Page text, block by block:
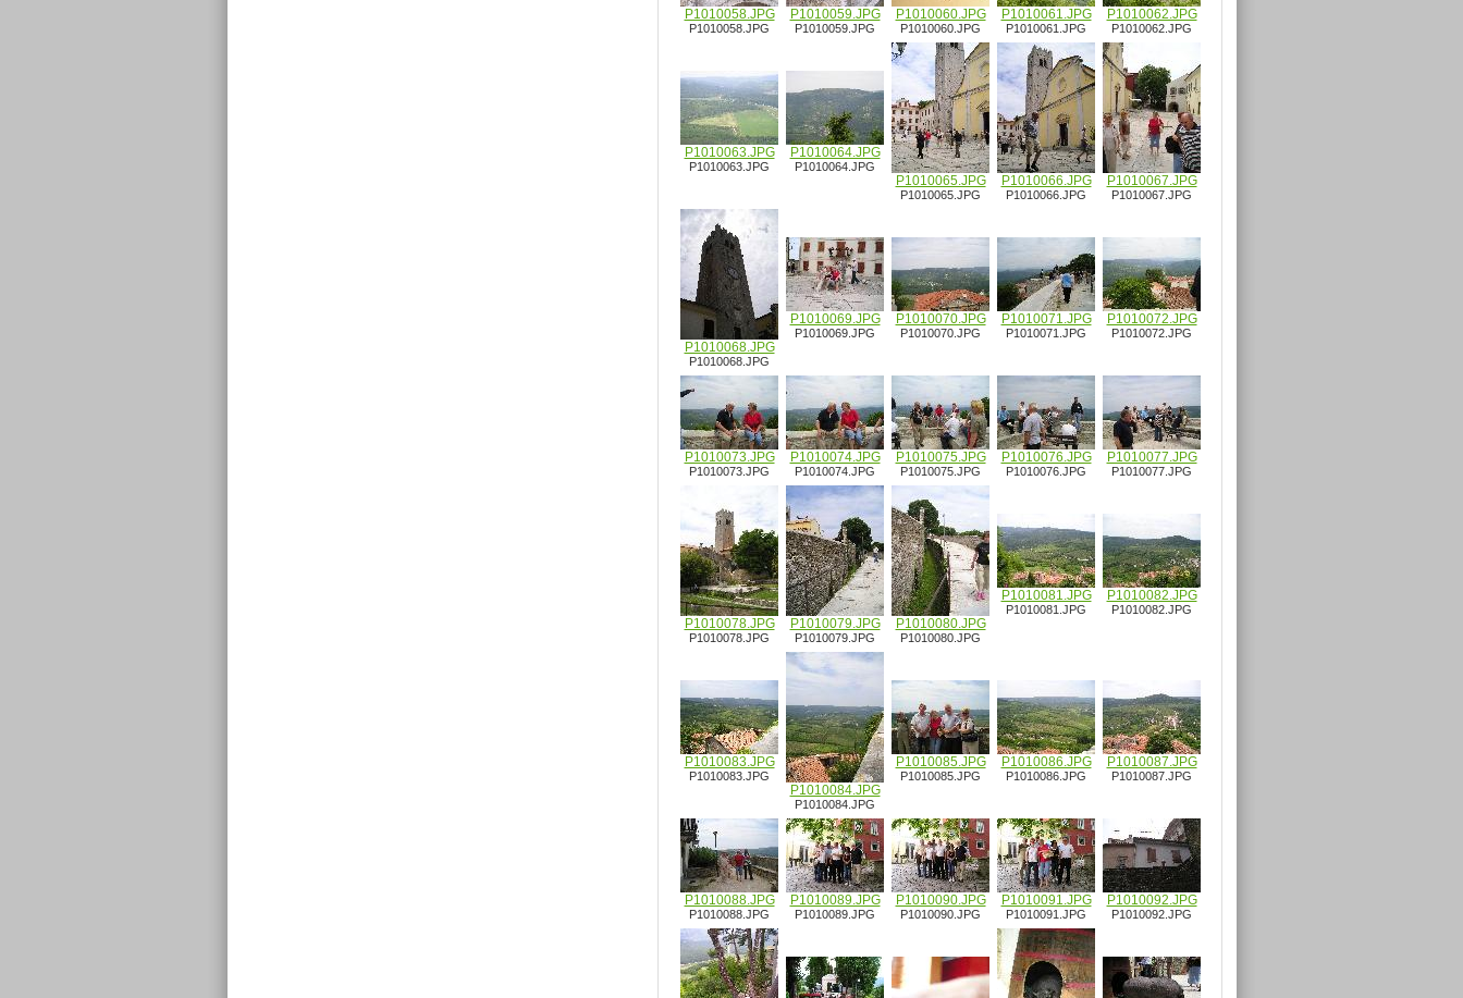
P1010058.JPG
P1010058.JPG
P1010059.JPG
P1010059.JPG
P1010060.JPG
P1010060.JPG
P1010061.JPG
P1010061.JPG
P1010062.JPG
P1010062.JPG
P1010063.JPG
P1010063.JPG
P1010064.JPG
P1010064.JPG
P1010065.JPG
P1010065.JPG
P1010066.JPG
P1010066.JPG
P1010067.JPG
P1010067.JPG
P1010068.JPG
P1010068.JPG
P1010069.JPG
P1010069.JPG
P1010070.JPG
P1010070.JPG
P1010071.JPG
P1010071.JPG
P1010072.JPG
P1010072.JPG
P1010073.JPG
P1010073.JPG
P1010074.JPG
P1010074.JPG
P1010075.JPG
P1010075.JPG
P1010076.JPG
P1010076.JPG
P1010077.JPG
P1010077.JPG
P1010078.JPG
P1010078.JPG
P1010079.JPG
P1010079.JPG
P1010080.JPG
P1010080.JPG
P1010081.JPG
P1010081.JPG
P1010082.JPG
P1010082.JPG
P1010083.JPG
P1010083.JPG
P1010084.JPG
P1010084.JPG
P1010085.JPG
P1010085.JPG
P1010086.JPG
P1010086.JPG
P1010087.JPG
P1010087.JPG
P1010088.JPG
P1010088.JPG
P1010089.JPG
P1010089.JPG
P1010090.JPG
P1010090.JPG
P1010091.JPG
P1010091.JPG
P1010092.JPG
P1010092.JPG